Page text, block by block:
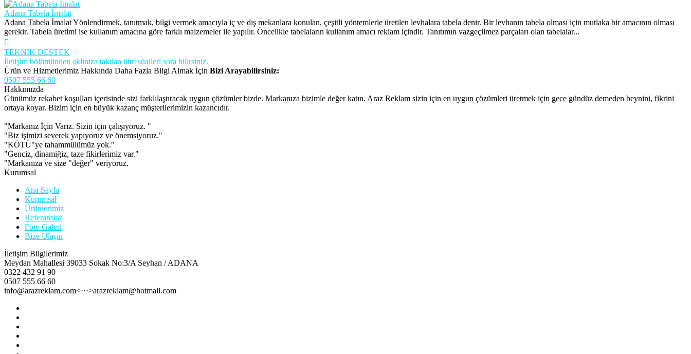
Adana Tabela İmalat
Adana Tabela İmalat Yönlendirmek, tanıtmak, bilgi vermek amacıyla iç ve dış mekanlara konulan, çeşitli yöntemlerle üretilen levhalara tabela denir. Bir levhanın tabela olması için mutlaka bir amacının olması
gerekir. Tabela üretimi ise kullanım amacına göre farklı malzemeler ile yapılır. Öncelikle tabelaların kullanım amacı reklam içindir. Tanıtımın vazgeçilmez parçaları olan tabelalar...
TEKNİK DESTEK
İletişim bölümünden aklınıza takılan tüm süalleri sora bilirsiniz.
Ürün ve Hizmetlerimiz Hakkında Daha Fazla Bilgi Almak İçin Bizi Arayabilirsiniz:
0507 555 66 60
Hakkımızda
Günümüz rekabet koşulları içerisinde sizi farklılaştıracak uygun çözümler bizde. Markanıza bizimle değer katın. Araz Reklam sizin için en uygun çözümleri üretmek için gece gündüz demeden beynini, fikrini
ortaya koyar. Bizim için en büyük kazanç müşterilerimizin kazancıdır.
"Markanız İçin Varız. Sizin için çalışıyoruz. "
"Biz işimizi severek yapıyoruz ve önemsiyoruz."
"KÖTÜ"ye tahammülümüz yok."
"Genciz, dinamiğiz, taze fikirlerimiz var."
"Markanıza ve size "değer" veriyoruz.
Kurumsal
Ana Sayfa
Kurumsal
Ürünlerimiz
Referanslar
Foto Galeri
Bize Ulaşın
İletişim Bilgilerimiz
Meydan Mahallesi 39033 Sokak No:3/A Seyhan / ADANA
0322 432 91 90
0507 555 66 60
info@arazreklam.com<···>arazreklam@hotmail.com